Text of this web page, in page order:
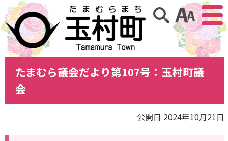
アクセ
サイト内検索
たまむら議会だより第107号：玉村町議
会
公開日 2024年10月21日